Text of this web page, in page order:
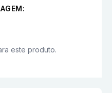
este produto.